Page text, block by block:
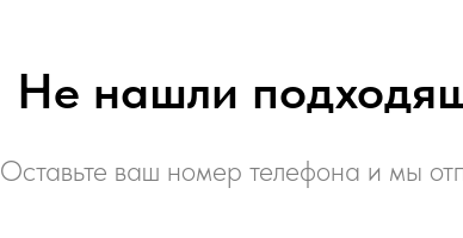
Не нашли
Оставьте ваш номер телефона и мы